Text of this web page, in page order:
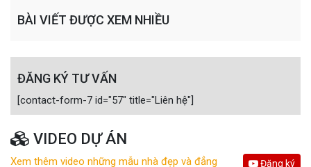
BÀI VIẾT ĐƯỢC XEM NHIỀU
ĐĂNG KÝ TƯ VẤN
[contact-form-7 id="57" title="Liên hệ"]
VIDEO DỰ ÁN
Xem thêm video những mẫu nhà đẹp và đẳng Đăng ký